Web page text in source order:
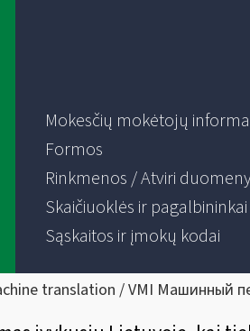
Mokesčių mokėtojų
Formos
Rinkmenos / Atviri
Skaičiuoklės ir pagalbininkai
Sąskaitos ir įmokų kodai
translation / VMI Машинный